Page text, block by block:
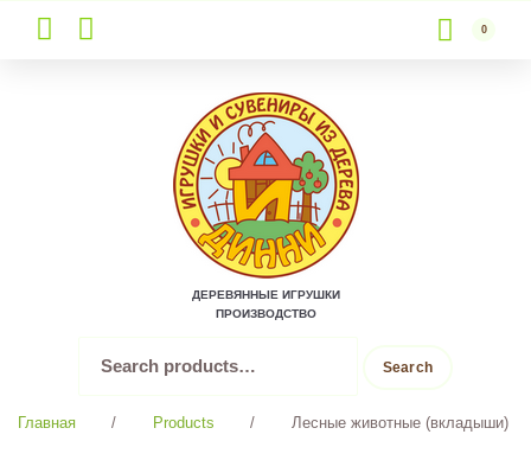
to
content
0
ДЕРЕВЯННЫЕ ИГРУШКИ
ПРОИЗВОДСТВО
for:
Search
Главная / Products / Лесные животные (вкладыши)